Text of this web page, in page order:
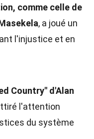
comme celle de
, a joué un
l'injustice et en
Country" d'Alan
l'attention
du système